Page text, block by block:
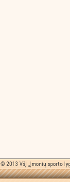
© 2013 VšĮ „Įmonių sporto